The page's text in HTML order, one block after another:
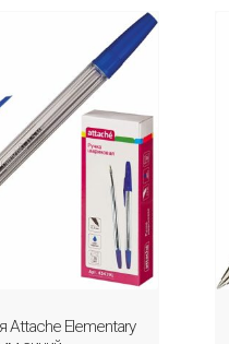
Attache Elementary